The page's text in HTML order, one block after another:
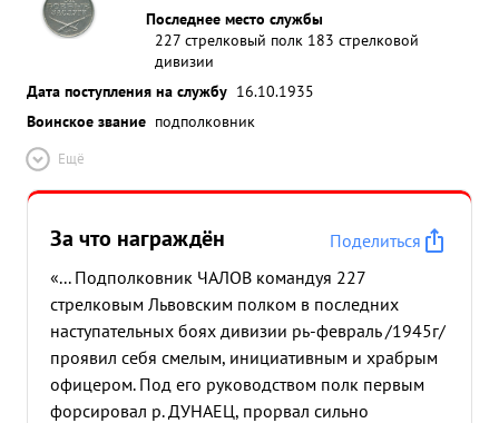
Последнее место службы
227 стрелковый полк 183 стрелковой
дивизии
Дата поступления на службу 16.10.1935
Воинское звание подполковник
Ещё
За что награждён
Поделиться
«... Подполковник ЧАЛОВ командуя 227
стрелковым Львовским полком в последних
наступательных боях дивизии рь-февраль /1945г/
проявил себя смелым, инициативным и храбрым
офицером. Под его руководством полк первым
форсировал р. ДУНАЕЦ, прорвал сильно